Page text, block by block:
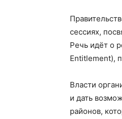
сессиях,
Речь идёт о
Entitlement),
Власти
и дать
районов,